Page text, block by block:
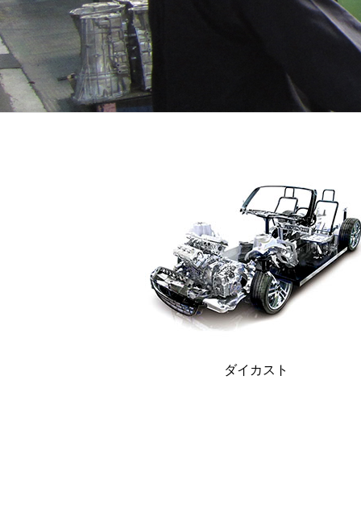
ダイカスト